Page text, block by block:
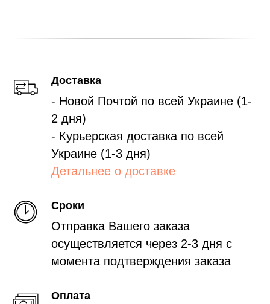
Доставка
- Новой Почтой по всей Украине (1-
2 дня)
- Курьерская доставка по всей
Украине (1-3 дня)
Детальнее о доставке
Сроки
Отправка Вашего заказа
осуществляется через 2-3 дня с
момента подтверждения заказа
Оплата